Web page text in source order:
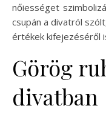
nőiességet
csupán a divatról
értékek kifejezéséről
Görög
divatban